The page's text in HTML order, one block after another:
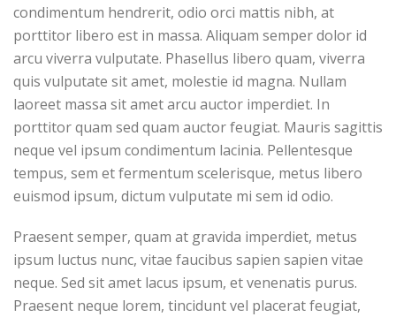
condimentum hendrerit, odio orci mattis nibh, at
porttitor libero est in massa. Aliquam semper dolor id
arcu viverra vulputate. Phasellus libero quam, viverra
quis vulputate sit amet, molestie id magna. Nullam
laoreet massa sit amet arcu auctor imperdiet. In
porttitor quam sed quam auctor feugiat. Mauris sagittis
neque vel ipsum condimentum lacinia. Pellentesque
tempus, sem et fermentum scelerisque, metus libero
euismod ipsum, dictum vulputate mi sem id odio.
Praesent semper, quam at gravida imperdiet, metus
ipsum luctus nunc, vitae faucibus sapien sapien vitae
neque. Sed sit amet lacus ipsum, et venenatis purus.
Praesent neque lorem, tincidunt vel placerat feugiat,